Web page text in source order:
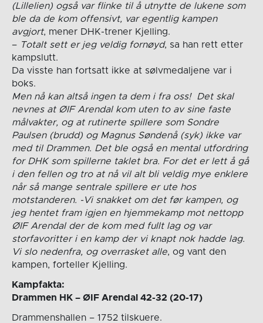
(Lillelien) også var flinke til å utnytte de lukene som
ble da de kom offensivt, var egentlig kampen
avgjort, mener DHK-trener Kjelling.
– Totalt sett er jeg veldig fornøyd, sa han rett etter
kampslutt.
Da visste han fortsatt ikke at sølvmedaljene var i
boks.
Men nå kan altså ingen ta dem i fra oss! Det skal
nevnes at ØIF Arendal kom uten to av sine faste
målvakter, og at rutinerte spillere som Sondre
Paulsen (brudd) og Magnus Søndenå (syk) ikke var
med til Drammen. Det ble også en mental utfordring
for DHK som spillerne taklet bra. For det er lett å gå
i den fellen og tro at nå vil alt bli veldig mye enklere
når så mange sentrale spillere er ute hos
motstanderen. -Vi snakket om det før kampen, og
jeg hentet fram igjen en hjemmekamp mot nettopp
ØIF Arendal der de kom med fullt lag og var
storfavoritter i en kamp der vi knapt nok hadde lag.
Vi slo nedenfra, og overrasket alle, og vant den
kampen, forteller Kjelling.
Kampfakta:
Drammen HK – ØIF Arendal 42-32 (20-17)
Drammenshallen – 1752 tilskuere.